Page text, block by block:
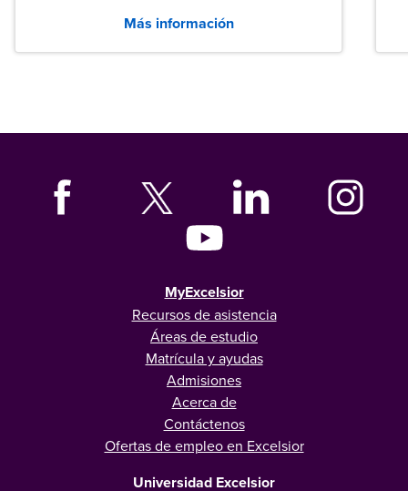
tanto las empresas como los recién
graduados en todo Estados Unidos.
Más información
MyExcelsior
Recursos de asistencia
Áreas de estudio
Matrícula y ayudas
Admisiones
Acerca de
Contáctenos
Ofertas de empleo en Excelsior
Universidad Excelsior